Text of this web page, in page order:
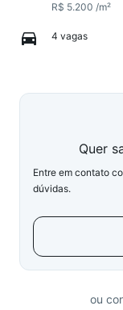
R$ 5.200 /m²
4 vagas
Quer
Entre em contato
dúvidas.
ou